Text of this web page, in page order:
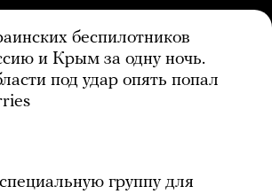
беспилотников
и Крым за одну ночь.
под удар опять попал
группу для